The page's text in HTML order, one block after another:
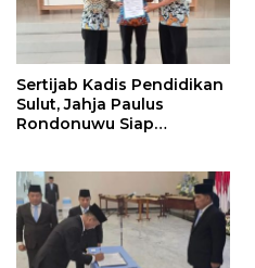
Sertijab Kadis Pendidikan
Sulut, Jahja Paulus
Rondonuwu Siap